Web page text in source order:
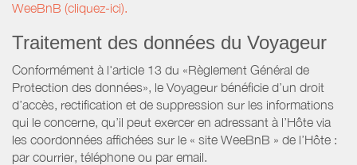
WeeBnB (cliquez-ici).
Traitement des données du Voyageur
Conformément à l'article 13 du «Règlement Général de
Protection des données», le Voyageur bénéficie d’un droit
d’accès, rectification et de suppression sur les informations
qui le concerne, qu’il peut exercer en adressant à l’Hôte via
les coordonnées affichées sur le « site WeeBnB » de l’Hôte :
par courrier, téléphone ou par email.